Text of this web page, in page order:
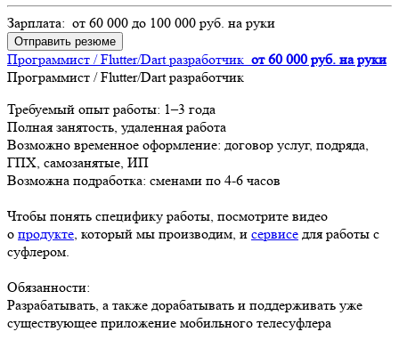
Зарплата: от 60 000 до 100 000 руб. на руки
Отправить резюме
Программист / Flutter/Dart разработчик от 60 000 руб. на руки
Программист / Flutter/Dart разработчик
Требуемый опыт работы: 1–3 года
Полная занятость, удаленная работа
Возможно временное оформление: договор услуг, подряда,
ГПХ, самозанятые, ИП
Возможна подработка: сменами по 4-6 часов
Чтобы понять специфику работы, посмотрите видео
о продукте, который мы производим, и сервисе для работы с
суфлером.
Обязанности:
Разрабатывать, а также дорабатывать и поддерживать уже
существующее приложение мобильного телесуфлера